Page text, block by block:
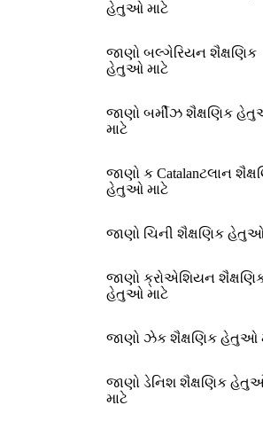
હેતુઓ માટે
જાણો બલ્ગેરિયન શૈક્ષણિક
હેતુઓ માટે
જાણો બર્મીઝ શૈક્ષણિક
માટે
જાણો ક Catalanટલાન
હેતુઓ માટે
જાણો ચિની શૈક્ષણિક
જાણો ક્રોએશિયન
હેતુઓ માટે
જાણો ઝેક શૈક્ષણિક હેતુઓ
જાણો ડેનિશ શૈક્ષણિક
માટે